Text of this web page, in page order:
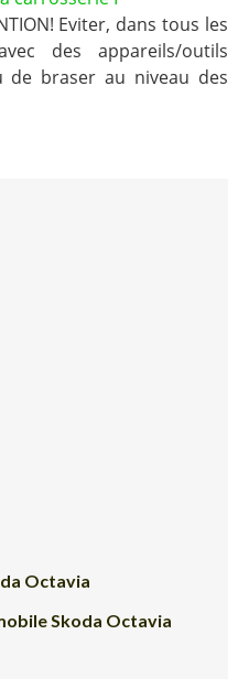
Eviter, dans tous les
des appareils/outils
de braser au niveau des
Octavia
Skoda Octavia